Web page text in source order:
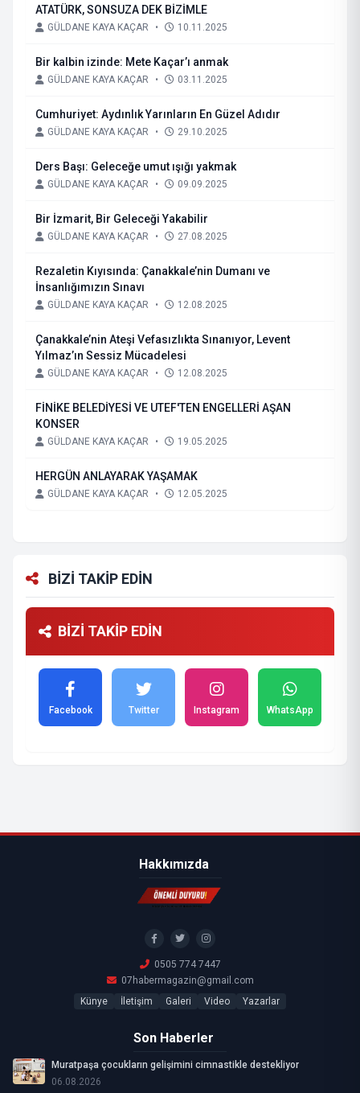
ATATÜRK, SONSUZA DEK BİZİMLE
GÜLDANE KAYA KAÇAR • 10.11.2025
Bir kalbin izinde: Mete Kaçar’ı anmak
GÜLDANE KAYA KAÇAR • 03.11.2025
Cumhuriyet: Aydınlık Yarınların En Güzel Adıdır
GÜLDANE KAYA KAÇAR • 29.10.2025
Ders Başı: Geleceğe umut ışığı yakmak
GÜLDANE KAYA KAÇAR • 09.09.2025
Bir İzmarit, Bir Geleceği Yakabilir
GÜLDANE KAYA KAÇAR • 27.08.2025
Rezaletin Kıyısında: Çanakkale’nin Dumanı ve
İnsanlığımızın Sınavı
GÜLDANE KAYA KAÇAR • 12.08.2025
Çanakkale’nin Ateşi Vefasızlıkta Sınanıyor, Levent
Yılmaz’ın Sessiz Mücadelesi
GÜLDANE KAYA KAÇAR • 12.08.2025
FİNİKE BELEDİYESİ VE UTEF'TEN ENGELLERİ AŞAN
KONSER
GÜLDANE KAYA KAÇAR • 19.05.2025
HERGÜN ANLAYARAK YAŞAMAK
GÜLDANE KAYA KAÇAR • 12.05.2025
BİZİ TAKİP EDİN
BİZİ TAKİP EDİN
Facebook Twitter Instagram WhatsApp
Hakkımızda
0505 774 7447
07habermagazin@gmail.com
Künye
İletişim Galeri Video Yazarlar
Son Haberler
Muratpaşa çocukların gelişimini cimnastikle destekliyor
06.08.2026